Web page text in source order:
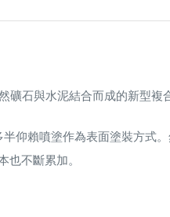
礦石與水泥結合而成的新型複
仰賴噴塗作為表面塗裝方式
不斷累加。